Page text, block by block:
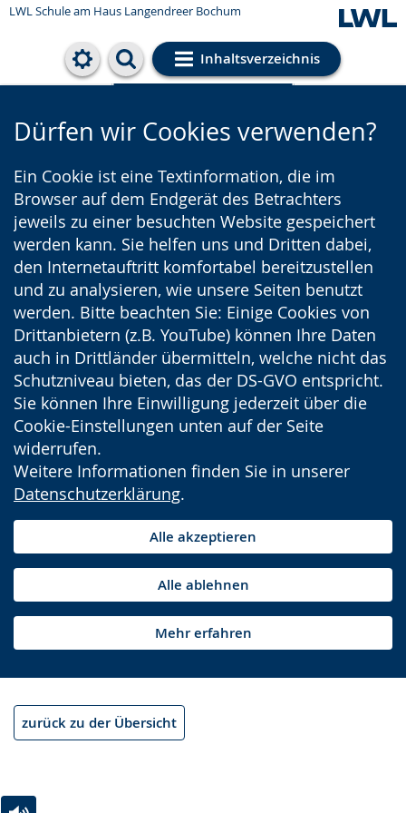
LWL Schule am Haus Langendreer Bochum
Inhaltsverzeichnis
Cookie-Einstellungen
Dürfen wir Cookies verwenden?
Ein Cookie ist eine Textinformation, die im
Browser auf dem Endgerät des Betrachters
jeweils zu einer besuchten Website gespeichert
werden kann. Sie helfen uns und Dritten dabei,
den Internetauftritt komfortabel bereitzustellen
und zu analysieren, wie unsere Seiten benutzt
werden. Bitte beachten Sie: Einige Cookies von
Drittanbietern (z.B. YouTube) können Ihre Daten
auch in Drittländer übermitteln, welche nicht das
Schutzniveau bieten, das der DS-GVO entspricht.
Sie können Ihre Einwilligung jederzeit über die
Cookie-Einstellungen unten auf der Seite
widerrufen.
Weitere Informationen finden Sie in unserer
Datenschutzerklärung.
Alle akzeptieren
Alle ablehnen
Mehr erfahren
zurück zu der Übersicht